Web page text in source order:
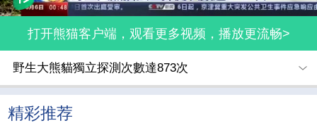
打开熊猫客户端，观看更多视频，播放更流畅>
野生大熊貓獨立探測次數達873次
精彩推荐